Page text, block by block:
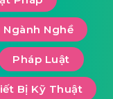
Ngành Nghề
Pháp Luật
Bị Kỹ Thuật